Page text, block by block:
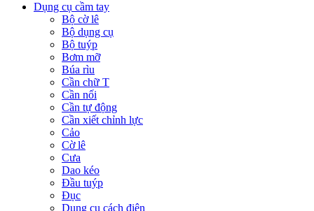
Dụng cụ cầm tay
Bộ cờ lê
Bộ dụng cụ
Bộ tuýp
Bơm mỡ
Búa rìu
Cần chữ T
Cần nối
Cần tự động
Cần xiết chỉnh lực
Cảo
Cờ lê
Cưa
Dao kéo
Đầu tuýp
Đục
Dụng cụ cách điện